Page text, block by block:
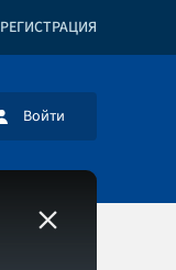
РЕГИСТРАЦИЯ
Войти